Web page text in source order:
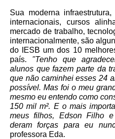
Sua moderna
internacionais, cursos
mercado de trabalho,
internacionalmente, são
do IESB um dos 10
país. "Tenho que
alunos que fazem parte da
que não caminhei esses 24
possível. Mas foi o meu
mesmo eu entendo como
150 mil m². E o mais
meus filhos, Edson Filho
deram forças para eu
professora Eda.